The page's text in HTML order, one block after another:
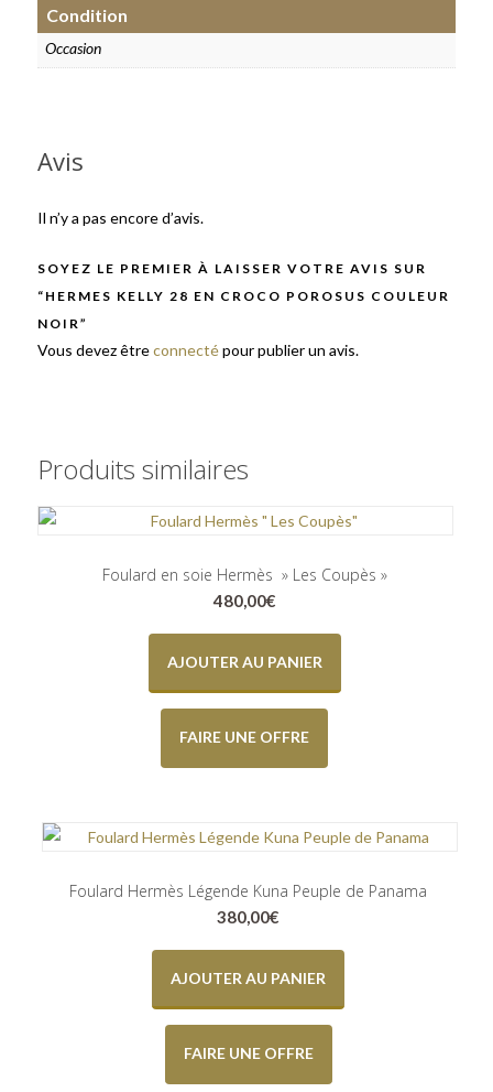
Condition
Occasion
Avis
Il n’y a pas encore d’avis.
SOYEZ LE PREMIER À LAISSER VOTRE AVIS SUR
“HERMES KELLY 28 EN CROCO POROSUS COULEUR
NOIR”
Vous devez êtreconnectépour publier un avis.
Produits similaires
Foulard en soie Hermès » Les Coupès »
480,00€
AJOUTER AU PANIER
FAIRE UNE OFFRE
Foulard Hermès Légende Kuna Peuple de Panama
380,00€
AJOUTER AU PANIER
FAIRE UNE OFFRE